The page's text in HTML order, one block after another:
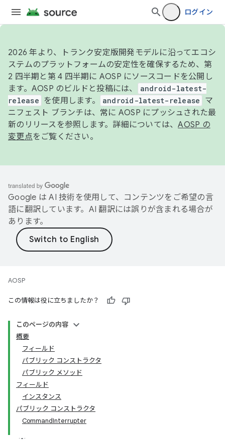
ログイン
2026 年より、トランク安定版開発モデルに沿ってエコシ
ステムのプラットフォームの安定性を確保するため、第
2 四半期と第 4 四半期に AOSP にソースコードを公開し
ます。AOSP のビルドと投稿には、
android-latest-
release
を使用します。 android-latest-release
マ
ニフェスト ブランチは、常に AOSP にプッシュされた最
新のリリースを参照します。詳細については、AOSP の
変更点をご覧ください。
Google は AI 技術を使用して、コンテンツをご希望の言
語に翻訳しています。AI 翻訳には誤りが含まれる場合が
あります。
AOSP
この情報は役に立ちましたか？
このページの内容
概要
フィールド
パブリック コンストラクタ
パブリック メソッド
フィールド
インスタンス
パブリック コンストラクタ
CommandInterrupter